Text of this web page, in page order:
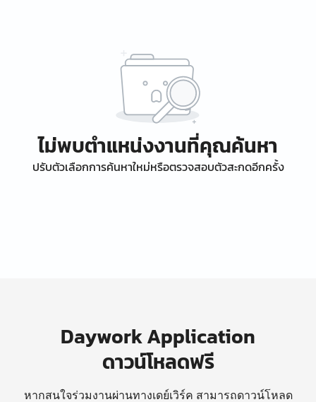
ไม่พบตำแหน่งงานที่คุณค้นหา
ปรับตัวเลือกการค้นหาใหม่หรือตรวจสอบตัวสะกดอีกครั้ง
Daywork Application
ดาวน์โหลดฟรี
หากสนใจร่วมงานผ่านทางเดย์เวิร์ค สามารถดาวน์โหลด